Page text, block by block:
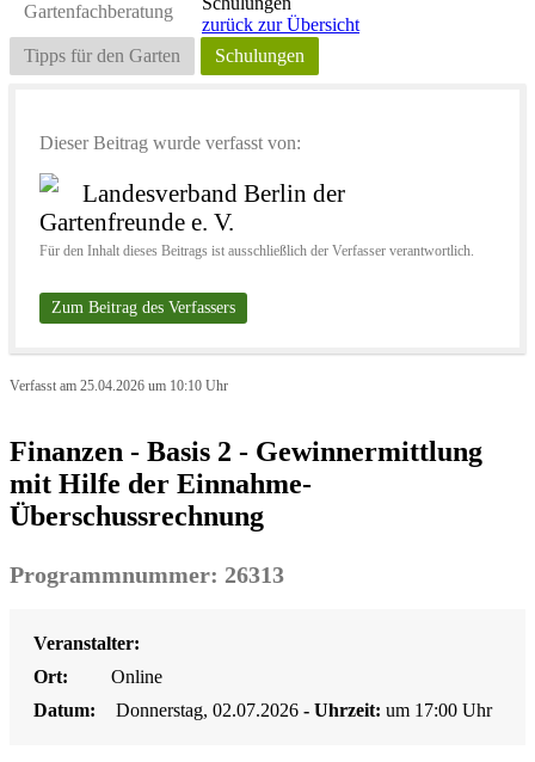
Gartenfachberatung
Tipps für den Garten Schulungen
zurück zur Übersicht
Dieser Beitrag wurde verfasst von:
Landesverband Berlin der
Gartenfreunde e. V.
Für den Inhalt dieses Beitrags ist ausschließlich der Verfasser verantwortlich.
Zum Beitrag des Verfassers
Verfasst am 25.04.2026 um 10:10 Uhr
Finanzen - Basis 2 - Gewinnermittlung
mit Hilfe der Einnahme-
Überschussrechnung
Programmnummer: 26313
Veranstalter:
Ort:
Online
Datum:
Donnerstag, 02.07.2026 - Uhrzeit: um 17:00 Uhr